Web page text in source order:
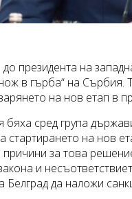
президента на
в гърба“ на Сърбия.
на нов етап в
бяха сред група
стартирането на нов
за това
и
Белград да наложи